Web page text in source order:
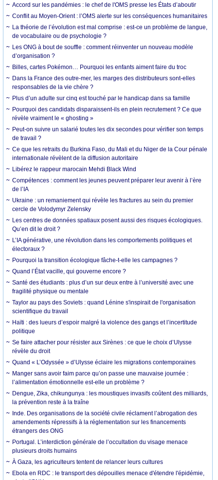
Accord sur les pandémies : le chef de l'OMS presse les États d’aboutir
Conflit au Moyen-Orient : l’OMS alerte sur les conséquences humanitaires
La théorie de l’évolution est mal comprise : est-ce un problème de langue,
de vocabulaire ou de psychologie ?
Les ONG à bout de souffle : comment réinventer un nouveau modèle
d’organisation ?
Billes, cartes Pokémon… Pourquoi les enfants aiment faire du troc
Dans la France des outre-mer, les marges des distributeurs sont-elles
responsables de la vie chère ?
Plus d’un adulte sur cinq est touché par le handicap dans sa famille
Pourquoi des candidats disparaissent-ils en plein recrutement ? Ce que
révèle vraiment le « ghosting »
Peut-on suivre un salarié toutes les dix secondes pour vérifier son temps
de travail ?
Ce que les retraits du Burkina Faso, du Mali et du Niger de la Cour pénale
internationale révèlent de la diffusion autoritaire
Libérez le rappeur marocain Mehdi Black Wind
Compétences : comment les jeunes peuvent préparer leur avenir à l’ère
de l’IA
Ukraine : un remaniement qui révèle les fractures au sein du premier
cercle de Volodymyr Zelensky
Les centres de données spatiaux posent aussi des risques écologiques.
Qu’en dit le droit ?
L’IA générative, une révolution dans les comportements politiques et
électoraux ?
Pourquoi la transition écologique fâche-t-elle les campagnes ?
Quand l’État vacille, qui gouverne encore ?
Santé des étudiants : plus d’un sur deux entre à l’université avec une
fragilité physique ou mentale
Taylor au pays des Soviets : quand Lénine s'inspirait de l'organisation
scientifique du travail
Haïti : des lueurs d’espoir malgré la violence des gangs et l’incertitude
politique
Se faire attacher pour résister aux Sirènes : ce que le choix d’Ulysse
révèle du droit
Quand « L’Odyssée » d’Ulysse éclaire les migrations contemporaines
Manger sans avoir faim parce qu’on passe une mauvaise journée :
l’alimentation émotionnelle est-elle un problème ?
Dengue, Zika, chikungunya : les moustiques invasifs coûtent des milliards,
la prévention reste à la traîne
Inde. Des organisations de la société civile réclament l’abrogation des
amendements répressifs à la réglementation sur les financements
étrangers des ONG
Portugal. L’interdiction générale de l’occultation du visage menace
plusieurs droits humains
À Gaza, les agriculteurs tentent de relancer leurs cultures
Ebola en RDC : le transport des dépouilles menace d'étendre l'épidémie,